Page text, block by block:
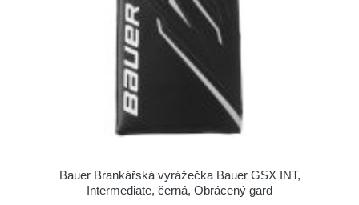
Bauer Brankářská vyrážečka Bauer GSX INT,
Intermediate, černá, Obrácený gard